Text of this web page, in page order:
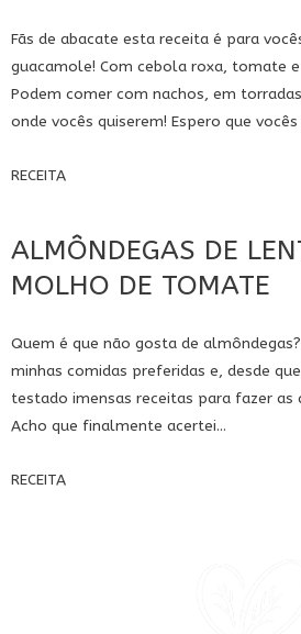
Fãs de abacate esta receita é para
guacamole! Com cebola roxa, tomate
Podem comer com nachos, em
onde vocês quiserem! Espero que
RECEITA
ALMÔNDEGAS DE
MOLHO DE TOMATE
Quem é que não gosta de
minhas comidas preferidas e, desde
testado imensas receitas para fazer as
Acho que finalmente acertei...
RECEITA